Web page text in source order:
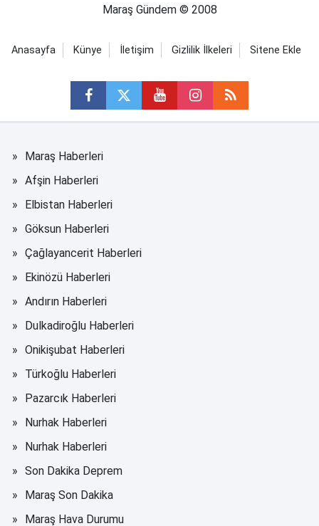
Maraş Gündem © 2008
Anasayfa Künye İletişim Gizlilik İlkeleri Sitene Ekle
Maraş Haberleri
Afşin Haberleri
Elbistan Haberleri
Göksun Haberleri
Çağlayancerit Haberleri
Ekinözü Haberleri
Andırın Haberleri
Dulkadiroğlu Haberleri
Onikişubat Haberleri
Türkoğlu Haberleri
Pazarcık Haberleri
Nurhak Haberleri
Nurhak Haberleri
Son Dakika Deprem
Maraş Son Dakika
Maraş Hava Durumu